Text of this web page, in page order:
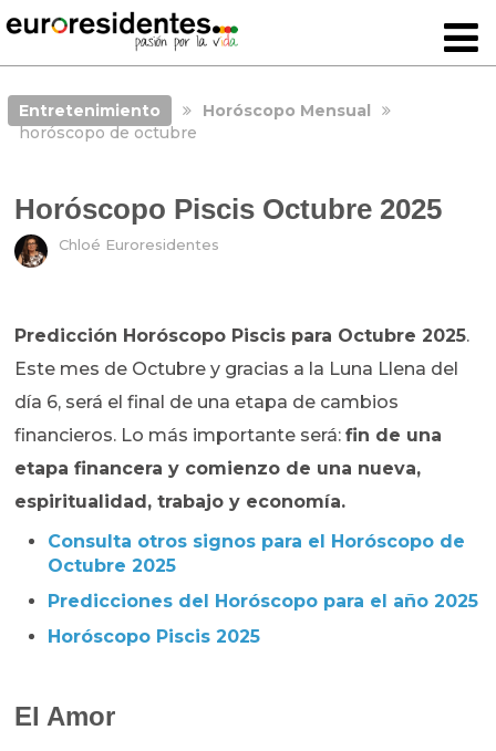
Entretenimiento
Horóscopo Mensual
horóscopo de octubre
Horóscopo Piscis Octubre 2025
Chloé Euroresidentes
Predicción Horóscopo Piscis para Octubre 2025.
Este mes de Octubre y gracias a la Luna Llena del
día 6, será el final de una etapa de cambios
financieros. Lo más importante será:fin de una
etapa financera y comienzo de una nueva,
espiritualidad, trabajo y economía.
Consulta otros signos para el Horóscopo de
Octubre 2025
Predicciones del Horóscopo para el año 2025
Horóscopo Piscis 2025
El Amor